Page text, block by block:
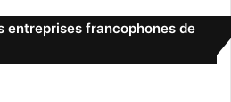
entreprises francophones de